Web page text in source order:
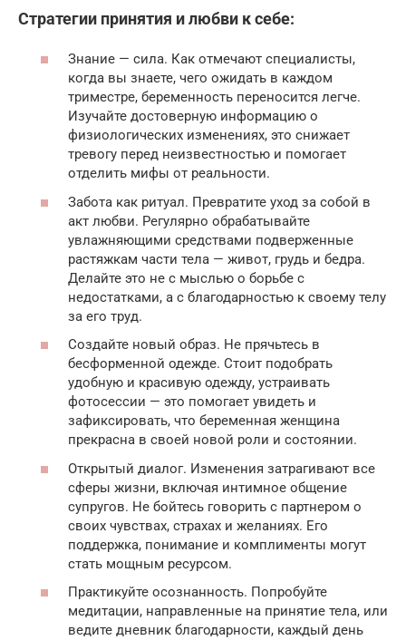
Стратегии принятия и любви к себе:
Знание — сила. Как отмечают специалисты,
когда вы знаете, чего ожидать в каждом
триместре, беременность переносится легче.
Изучайте достоверную информацию о
физиологических изменениях, это снижает
тревогу перед неизвестностью и помогает
отделить мифы от реальности.
Забота как ритуал. Превратите уход за собой в
акт любви. Регулярно обрабатывайте
увлажняющими средствами подверженные
растяжкам части тела — живот, грудь и бедра.
Делайте это не с мыслью о борьбе с
недостатками, а с благодарностью к своему телу
за его труд.
Создайте новый образ. Не прячьтесь в
бесформенной одежде. Стоит подобрать
удобную и красивую одежду, устраивать
фотосессии — это помогает увидеть и
зафиксировать, что беременная женщина
прекрасна в своей новой роли и состоянии.
Открытый диалог. Изменения затрагивают все
сферы жизни, включая интимное общение
супругов. Не бойтесь говорить с партнером о
своих чувствах, страхах и желаниях. Его
поддержка, понимание и комплименты могут
стать мощным ресурсом.
Практикуйте осознанность. Попробуйте
медитации, направленные на принятие тела, или
ведите дневник благодарности, каждый день